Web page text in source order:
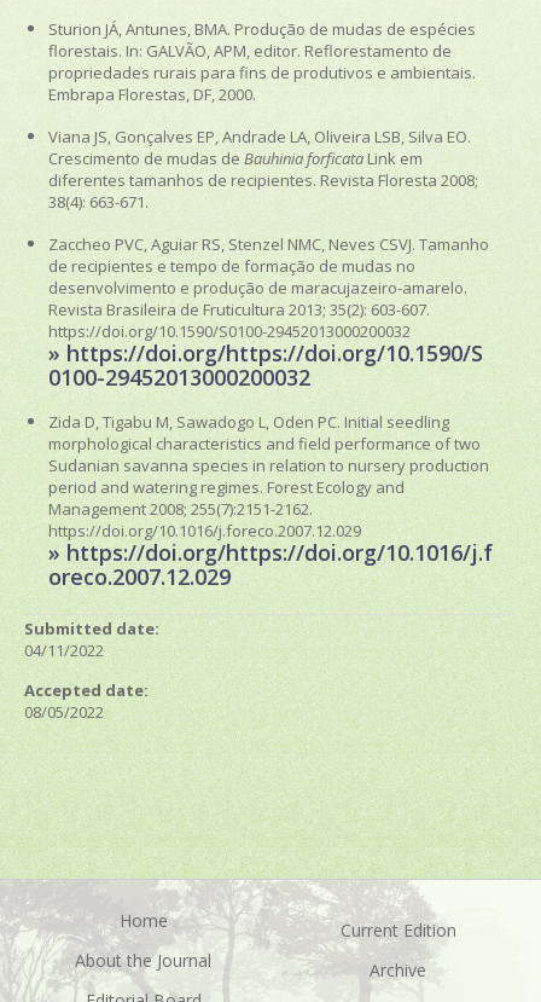
Sturion JÁ, Antunes, BMA. Produção de mudas de espécies
florestais. In: GALVÃO, APM, editor. Reflorestamento de
propriedades rurais para fins de produtivos e ambientais.
Embrapa Florestas, DF, 2000.
Viana JS, Gonçalves EP, Andrade LA, Oliveira LSB, Silva EO.
Crescimento de mudas de Bauhinia forficata Link em
diferentes tamanhos de recipientes. Revista Floresta 2008;
38(4): 663-671.
Zaccheo PVC, Aguiar RS, Stenzel NMC, Neves CSVJ. Tamanho
de recipientes e tempo de formação de mudas no
desenvolvimento e produção de maracujazeiro-amarelo.
Revista Brasileira de Fruticultura 2013; 35(2): 603-607.
https://doi.org/10.1590/S0100-29452013000200032
» https://doi.org/https://doi.org/10.1590/S
0100-29452013000200032
Zida D, Tigabu M, Sawadogo L, Oden PC. Initial seedling
morphological characteristics and field performance of two
Sudanian savanna species in relation to nursery production
period and watering regimes. Forest Ecology and
Management 2008; 255(7):2151-2162.
https://doi.org/10.1016/j.foreco.2007.12.029
» https://doi.org/https://doi.org/10.1016/j.f
oreco.2007.12.029
Submitted date:
04/11/2022
Accepted date:
08/05/2022
Home
About the Journal
Current Edition
Archive